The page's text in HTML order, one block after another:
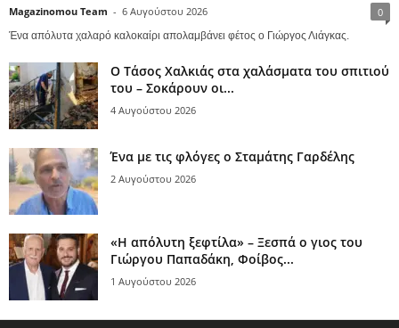
Magazinomou Team - 6 Αυγούστου 2026 0
Ένα απόλυτα χαλαρό καλοκαίρι απολαμβάνει φέτος ο Γιώργος Λιάγκας.
Ο Τάσος Χαλκιάς στα χαλάσματα του σπιτιού
του – Σοκάρουν οι...
4 Αυγούστου 2026
Ένα με τις φλόγες ο Σταμάτης Γαρδέλης
2 Αυγούστου 2026
«Η απόλυτη ξεφτίλα» – Ξεσπά ο γιος του
Γιώργου Παπαδάκη, Φοίβος...
1 Αυγούστου 2026